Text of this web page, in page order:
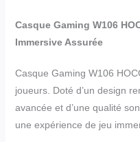
Casque Gaming W106
Immersive Assurée
Casque Gaming W106
joueurs. Doté d’un design
avancée et d’une qualité
une expérience de jeu